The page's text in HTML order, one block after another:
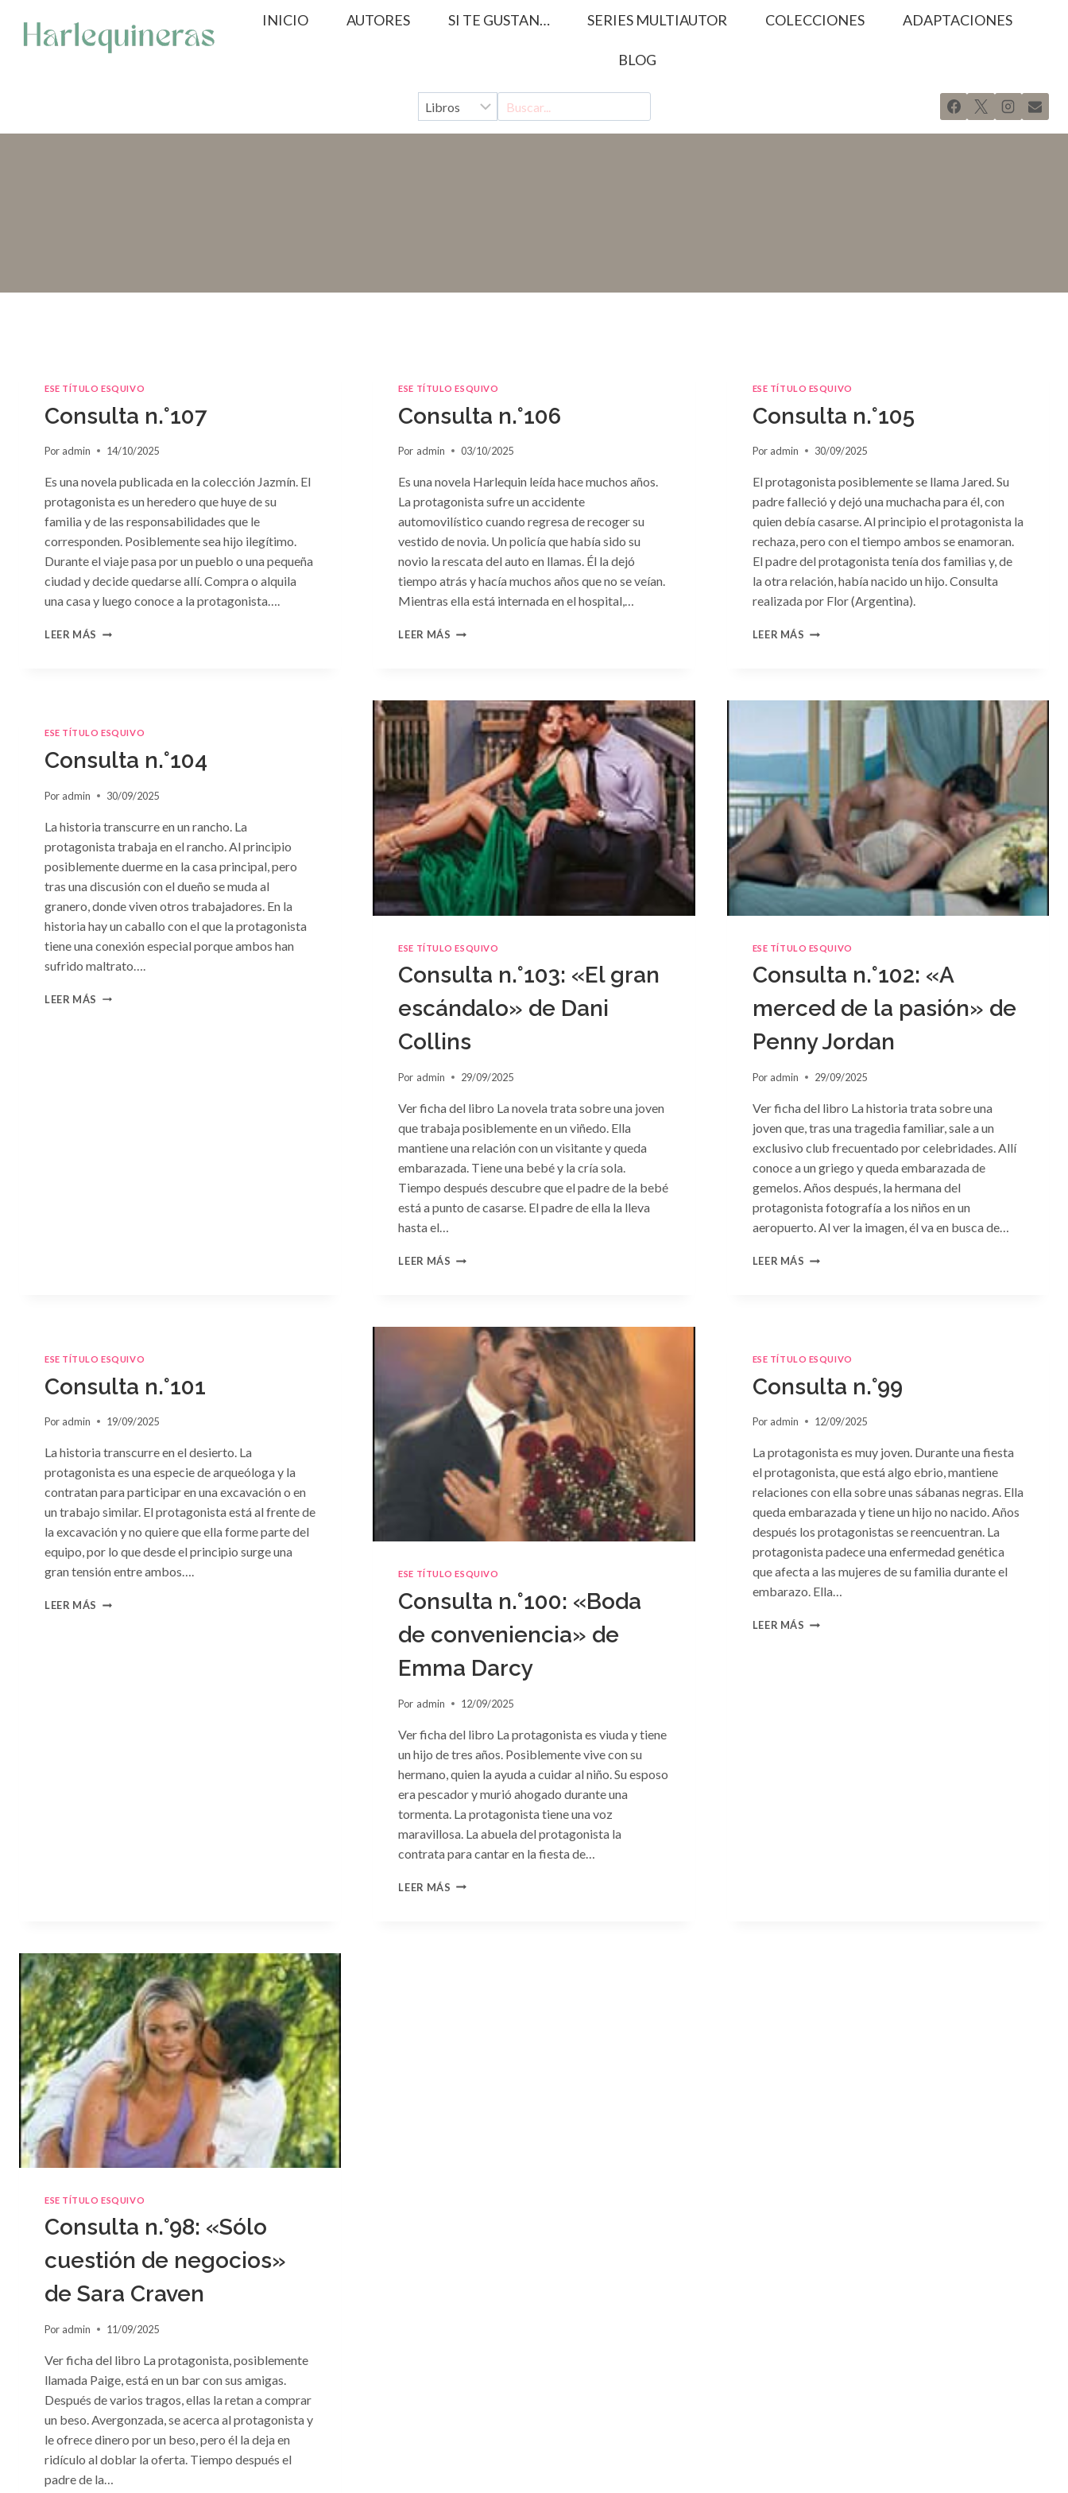
contenido
INICIO AUTORES SI TE GUSTAN… SERIES MULTIAUTOR COLECCIONES ADAPTACIONES
BLOG
ESE TÍTULO ESQUIVO
Consulta n.°107
Por admin 14/10/2025
Es una novela publicada en la colección Jazmín. El
protagonista es un heredero que huye de su
familia y de las responsabilidades que le
corresponden. Posiblemente sea hijo ilegítimo.
Durante el viaje pasa por un pueblo o una pequeña
ciudad y decide quedarse allí. Compra o alquila
una casa y luego conoce a la protagonista….
LEER MÁS CONSULTA
ESE TÍTULO ESQUIVO
Consulta n.°106
Por admin 03/10/2025
Es una novela Harlequin leída hace muchos años.
La protagonista sufre un accidente
automovilístico cuando regresa de recoger su
vestido de novia. Un policía que había sido su
novio la rescata del auto en llamas. Él la dejó
tiempo atrás y hacía muchos años que no se veían.
Mientras ella está internada en el hospital,…
LEER MÁS CONSULTA
ESE TÍTULO ESQUIVO
Consulta n.°105
Por admin 30/09/2025
El protagonista posiblemente se llama Jared. Su
padre falleció y dejó una muchacha para él, con
quien debía casarse. Al principio el protagonista la
rechaza, pero con el tiempo ambos se enamoran.
El padre del protagonista tenía dos familias y, de
la otra relación, había nacido un hijo. Consulta
realizada por Flor (Argentina).
LEER MÁS CONSULTA
ESE TÍTULO ESQUIVO
Consulta n.°104
Por admin 30/09/2025
La historia transcurre en un rancho. La
protagonista trabaja en el rancho. Al principio
posiblemente duerme en la casa principal, pero
tras una discusión con el dueño se muda al
granero, donde viven otros trabajadores. En la
historia hay un caballo con el que la protagonista
tiene una conexión especial porque ambos han
sufrido maltrato….
LEER MÁS CONSULTA
ESE TÍTULO ESQUIVO
Consulta n.°103: «El gran
escándalo» de Dani
Collins
Por admin 29/09/2025
Ver ficha del libro La novela trata sobre una joven
que trabaja posiblemente en un viñedo. Ella
mantiene una relación con un visitante y queda
embarazada. Tiene una bebé y la cría sola.
Tiempo después descubre que el padre de la bebé
está a punto de casarse. El padre de ella la lleva
hasta el…
LEER MÁS CONSULTA
ESCÁNDALO»
COLLINS
ESE TÍTULO ESQUIVO
Consulta n.°102: «A
merced de la pasión» de
Penny Jordan
Por admin 29/09/2025
Ver ficha del libro La historia trata sobre una
joven que, tras una tragedia familiar, sale a un
exclusivo club frecuentado por celebridades. Allí
conoce a un griego y queda embarazada de
gemelos. Años después, la hermana del
protagonista fotografía a los niños en un
aeropuerto. Al ver la imagen, él va en busca de…
LEER MÁS CONSULTA
PASIÓN»
DE
JORDAN
ESE TÍTULO ESQUIVO
Consulta n.°101
Por admin 19/09/2025
La historia transcurre en el desierto. La
protagonista es una especie de arqueóloga y la
contratan para participar en una excavación o en
un trabajo similar. El protagonista está al frente de
la excavación y no quiere que ella forme parte del
equipo, por lo que desde el principio surge una
gran tensión entre ambos….
LEER MÁS CONSULTA
ESE TÍTULO ESQUIVO
Consulta n.°100: «Boda
de conveniencia» de
Emma Darcy
Por admin 12/09/2025
Ver ficha del libro La protagonista es viuda y tiene
un hijo de tres años. Posiblemente vive con su
hermano, quien la ayuda a cuidar al niño. Su esposo
era pescador y murió ahogado durante una
tormenta. La protagonista tiene una voz
maravillosa. La abuela del protagonista la
contrata para cantar en la fiesta de…
LEER MÁS CONSULTA
ESE TÍTULO ESQUIVO
Consulta n.°99
Por admin 12/09/2025
La protagonista es muy joven. Durante una fiesta
el protagonista, que está algo ebrio, mantiene
relaciones con ella sobre unas sábanas negras. Ella
queda embarazada y tiene un hijo no nacido. Años
después los protagonistas se reencuentran. La
protagonista padece una enfermedad genética
que afecta a las mujeres de su familia durante el
embarazo. Ella…
LEER MÁS CONSULTA
ESE TÍTULO ESQUIVO
Consulta n.°98: «Sólo
cuestión de negocios»
de Sara Craven
Por admin 11/09/2025
Ver ficha del libro La protagonista, posiblemente
llamada Paige, está en un bar con sus amigas.
Después de varios tragos, ellas la retan a comprar
un beso. Avergonzada, se acerca al protagonista y
le ofrece dinero por un beso, pero él la deja en
ridículo al doblar la oferta. Tiempo después el
padre de la…